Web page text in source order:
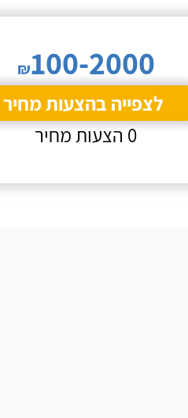
₪100-2000
לצפייה בהצעות מחיר
0 הצעות מחיר